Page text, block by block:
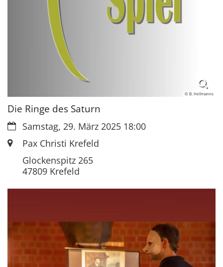
© B. Hellmanns
Die Ringe des Saturn
Datum:Samstag, 29. März 2025 18:00
Ort: Pax Christi Krefeld
Glockenspitz 265
47809 Krefeld